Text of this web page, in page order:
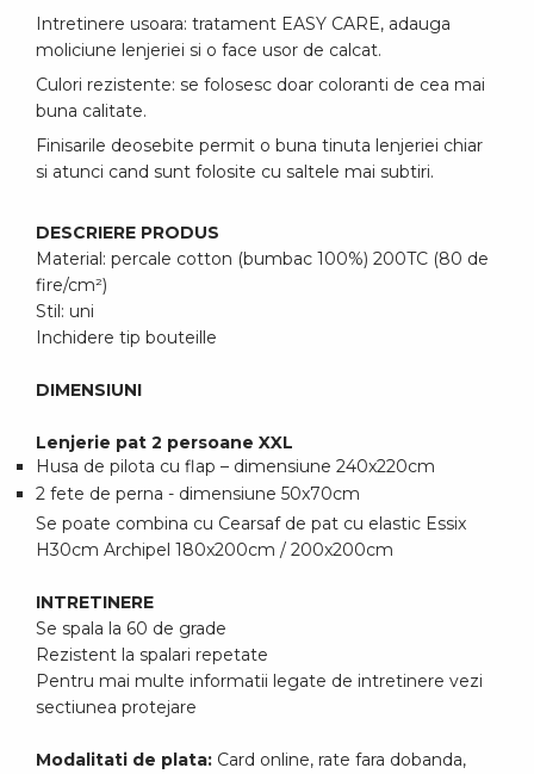
Intretinere usoara: tratament EASY CARE, adauga
moliciune lenjeriei si o face usor de calcat.
Culori rezistente: se folosesc doar coloranti de cea mai
buna calitate.
Finisarile deosebite permit o buna tinuta lenjeriei chiar
si atunci cand sunt folosite cu saltele mai subtiri.
DESCRIERE PRODUS
Material: percale cotton (bumbac 100%) 200TC (80 de
fire/cm²)
Stil: uni
Inchidere tip bouteille
DIMENSIUNI
Lenjerie pat 2 persoane XXL
Husa de pilota cu flap – dimensiune 240x220cm
2 fete de perna - dimensiune 50x70cm
Se poate combina cu Cearsaf de pat cu elastic Essix
H30cm Archipel 180x200cm / 200x200cm
INTRETINERE
Se spala la 60 de grade
Rezistent la spalari repetate
Pentru mai multe informatii legate de intretinere vezi
sectiunea protejare
Modalitati de plata: Card online, rate fara dobanda,